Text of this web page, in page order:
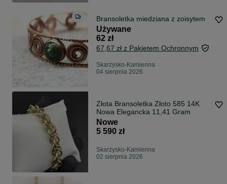
Bransoletka miedziana z zoisytem
Używane
62 zł
67,67 zł z Pakietem Ochronnym
Skarżysko-Kamienna
04 sierpnia 2026
Złota Bransoletka Złoto 585 14K
Nowa Elegancka 11,41 Gram
Nowe
5 590 zł
Skarżysko-Kamienna
02 sierpnia 2026